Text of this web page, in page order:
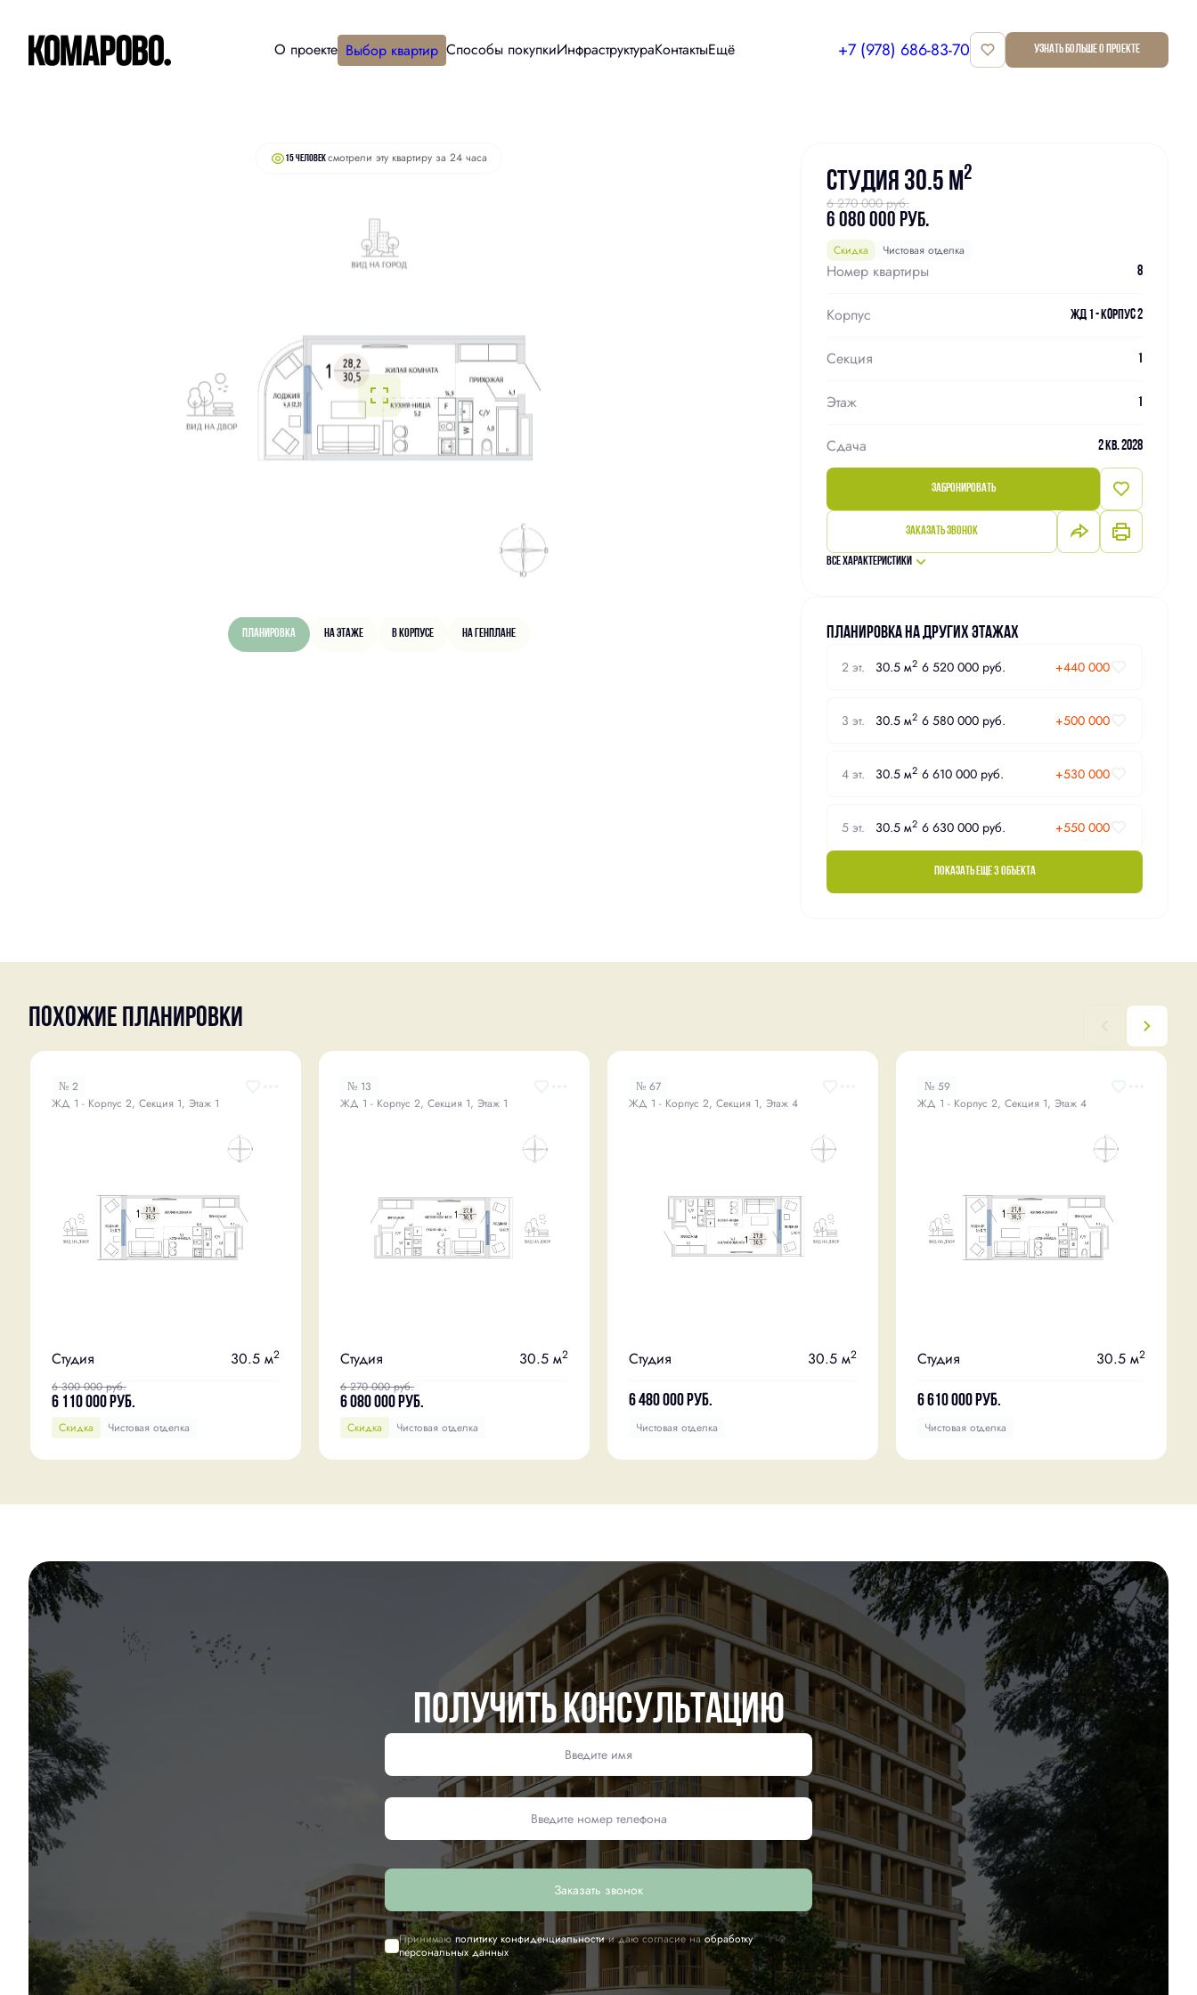
О проекте Выбор квартир Способы покупкиИнфраструктураКонтактыЕщё +7 (978) 686-83-70 Узнать больше о проекте
Студия30.5 м 2 6 270 000 руб.
6 080 000 руб. Забронировать
15 человексмотрели эту квартиру за 24 часа
Планировка На этаже В корпусе На генплане
Студия 30.5 м2
6 270 000 руб.
6 080 000 руб.
Скидка Чистовая отделка
Номер квартиры 8
Корпус ЖД 1 - Корпус 2
Секция 1
Этаж 1
Сдача 2 кв. 2028
Забронировать
Заказать звонок
Все характеристики
Планировка на других этажах
2 эт.
30.5 м2 6 520 000 руб. +440 000
3 эт. 30.5 м2 6 580 000 руб. +500 000
4 эт. 30.5 м2 6 610 000 руб. +530 000
5 эт. 30.5 м2 6 630 000 руб. +550 000
Показать еще 3 объектa
Похожие планировки
№ 2
ЖД 1 - Корпус 2, Секция 1, Этаж 1
Студия 30.5 м2
6 300 000руб.
6 110 000руб.
Скидка Чистовая отделка
№ 13
ЖД 1 - Корпус 2, Секция 1, Этаж 1
Студия 30.5 м2
6 270 000руб.
6 080 000руб.
Скидка Чистовая отделка
№ 67
ЖД 1 - Корпус 2, Секция 1, Этаж 4
Студия 30.5 м2
6 480 000руб.
Чистовая отделка
№ 59
ЖД 1 - Корпус 2, Секция 1, Этаж 4
Студия 30.5 м2
6 610 000руб.
Чистовая отделка
Получить консультацию
Заказать звонок
Принимаюполитику конфиденциальностии даю согласие наобработку
персональных данных